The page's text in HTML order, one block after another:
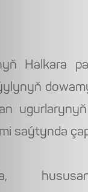
Halkara
saýtynda